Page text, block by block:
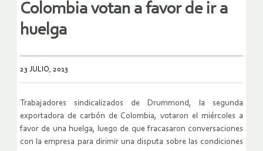
Colombia votan a favor de ir a
huelga
23 JULIO, 2013
Trabajadores sindicalizados de Drummond, la segunda
exportadora de carbón de Colombia, votaron el miércoles a
favor de una huelga, luego de que fracasaron conversaciones
con la empresa para dirimir una disputa sobre las condiciones